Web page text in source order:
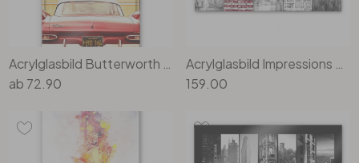
Acrylglasbild Butterworth - Oldtimer in Los Angeles
ab 72.90
Acrylglasbild Impressions of New York City - Panorama - 100 x 40 cm
159.00